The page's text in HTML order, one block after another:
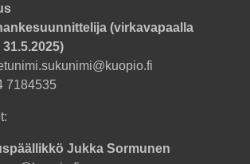
(virkavapaalla
31.5.2025)
7184535
Jukka Sormunen